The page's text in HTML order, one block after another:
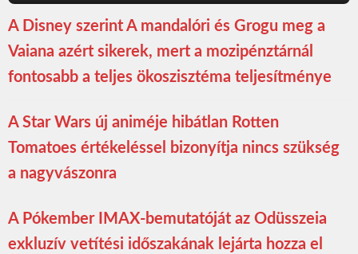
A Disney szerint A mandalóri és Grogu meg a
Vaiana azért sikerek, mert a mozipénztárnál
fontosabb a teljes ökoszisztéma teljesítménye
A Star Wars új animéje hibátlan Rotten
Tomatoes értékeléssel bizonyítja nincs szükség
a nagyvászonra
A Pókember IMAX-bemutatóját az Odüsszeia
exkluzív vetítési időszakának lejárta hozza el